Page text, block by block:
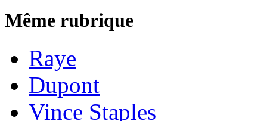
Même rubrique
Raye
Dupont
Vince Staples